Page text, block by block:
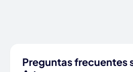
Preguntas frecuentes